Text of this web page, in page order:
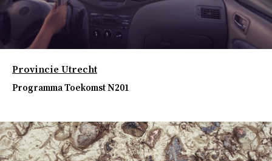
Provincie Utrecht
Programma Toekomst N201